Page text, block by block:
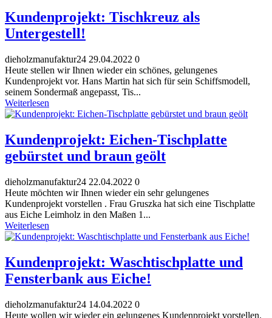
Kundenprojekt: Tischkreuz als
Untergestell!
dieholzmanufaktur24 29.04.2022 0
Heute stellen wir Ihnen wieder ein schönes, gelungenes
Kundenprojekt vor. Hans Martin hat sich für sein Schiffsmodell,
seinem Sondermaß angepasst, Tis...
Weiterlesen
Kundenprojekt: Eichen-Tischplatte
gebürstet und braun geölt
dieholzmanufaktur24 22.04.2022 0
Heute möchten wir Ihnen wieder ein sehr gelungenes
Kundenprojekt vorstellen . Frau Gruszka hat sich eine Tischplatte
aus Eiche Leimholz in den Maßen 1...
Weiterlesen
Kundenprojekt: Waschtischplatte und
Fensterbank aus Eiche!
dieholzmanufaktur24 14.04.2022 0
Heute wollen wir wieder ein gelungenes Kundenprojekt vorstellen.